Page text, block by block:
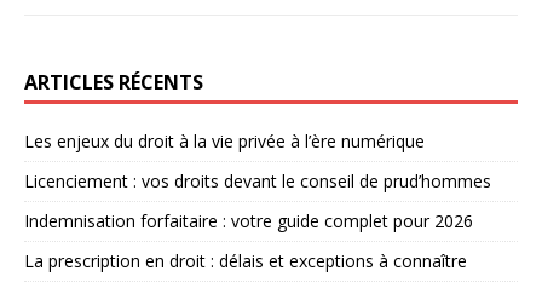
ARTICLES RÉCENTS
Les enjeux du droit à la vie privée à l’ère numérique
Licenciement : vos droits devant le conseil de prud’hommes
Indemnisation forfaitaire : votre guide complet pour 2026
La prescription en droit : délais et exceptions à connaître